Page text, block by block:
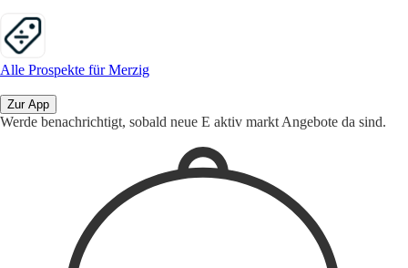
Alle Prospekte für Merzig
Zur App
Werde benachrichtigt, sobald neue E aktiv markt Angebote da sind.